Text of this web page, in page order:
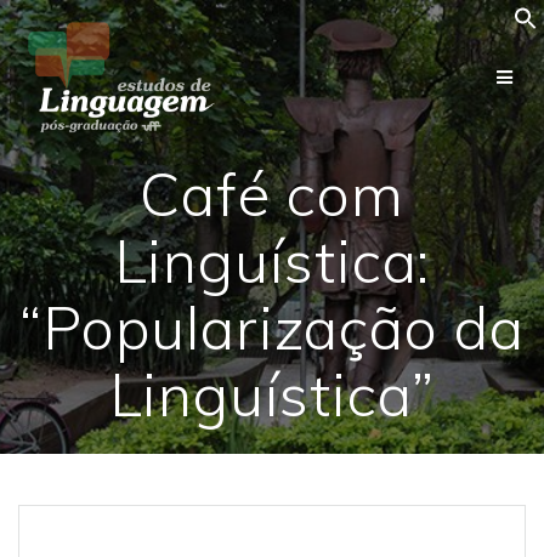
Skip
to
content
Café com
Linguística:
“Popularização da
Linguística”